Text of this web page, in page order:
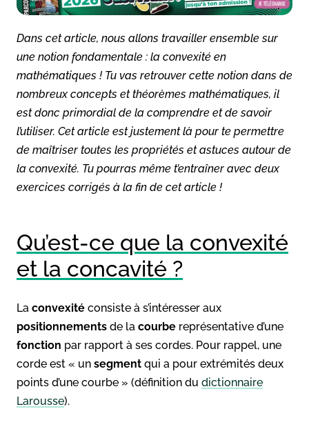
Dans cet article, nous allons travailler ensemble sur
une notion fondamentale : la convexité en
mathématiques ! Tu vas retrouver cette notion dans de
nombreux concepts et théorèmes mathématiques, il
est donc primordial de la comprendre et de savoir
l’utiliser. Cet article est justement là pour te permettre
de maîtriser toutes les propriétés et astuces autour de
la convexité. Tu pourras même t’entraîner avec deux
exercices corrigés à la fin de cet article !
Qu’est-ce que la convexité
et la concavité ?
La convexité consiste à s’intéresser aux
positionnements de la courbe représentative d’une
fonction par rapport à ses cordes. Pour rappel, une
corde est « un segment qui a pour extrémités deux
points d’une courbe » (définition du dictionnaire
Larousse).